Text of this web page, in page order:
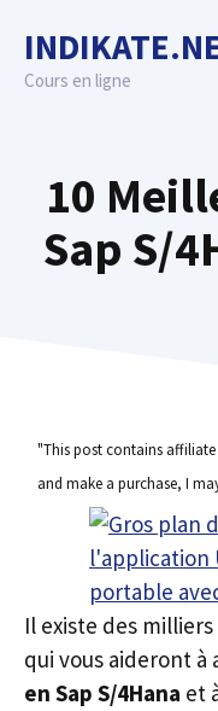
content
Cours en ligne
10
Sap S/
"This post contains
and make a purchase, I
Il existe des
qui vous aideront à
en Sap S/4Hana et